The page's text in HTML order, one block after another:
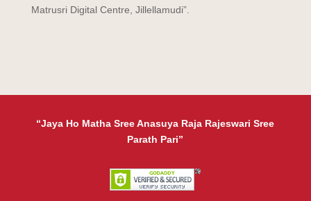
Matrusri Digital Centre, Jillellamudi”.
“Jaya Ho Matha Sree Anasuya Raja Rajeswari Sree
Parath Pari”